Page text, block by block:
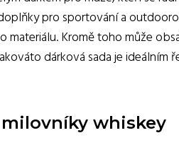
pro sportování a
Kromě toho může
dárková sada je ideálním
whiskey